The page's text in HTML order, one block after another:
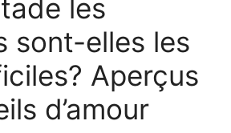
les
sont-elles les
Aperçus
d’amour